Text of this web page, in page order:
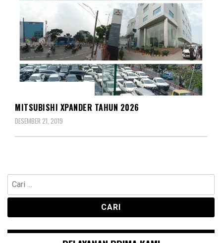
MITSUBISHI XPANDER TAHUN 2026
DESEMBER 21, 2019
Cari
untuk: